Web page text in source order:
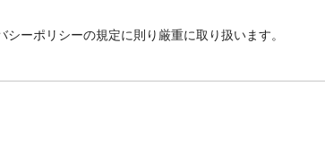
ーポリシーの規定に則り厳重に取り扱います。